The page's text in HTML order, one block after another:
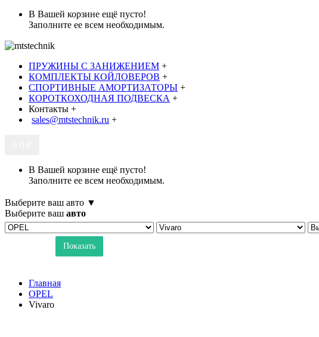
В Вашей корзине ещё пусто!
Заполните ее всем необходимым.
ПРУЖИНЫ С ЗАНИЖЕНИЕМ +
КОМПЛЕКТЫ КОЙЛОВЕРОВ +
СПОРТИВНЫЕ АМОРТИЗАТОРЫ +
КОРОТКОХОДНАЯ ПОДВЕСКА +
Контакты +
sales@mtstechnik.ru +
В Вашей корзине ещё пусто!
Заполните ее всем необходимым.
Выберите ваш авто ▼
Выберите ваш авто
Показать
Главная
OPEL
Vivaro